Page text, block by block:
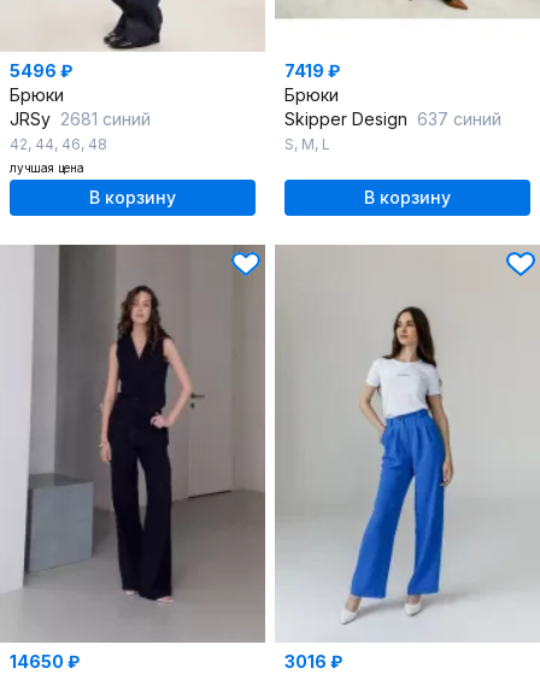
5496 ₽
Брюки
JRSy 2681 синий
42, 44, 46, 48
лучшая цена
В корзину
7419 ₽
Брюки
Skipper Design 637 синий
S, M, L
В корзину
14650 ₽
3016 ₽